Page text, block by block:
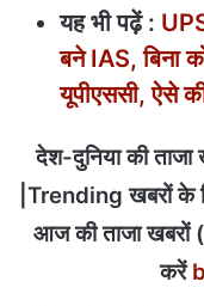
यह भी पढ़ें :
बने IAS, बिना
यूपीएससी, ऐसे
देश-दुनिया की
|Trending खबरों के
आज की ताजा
करें